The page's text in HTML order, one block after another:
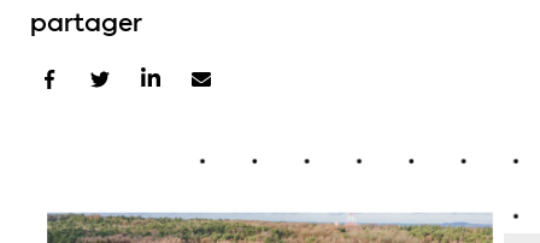
partager